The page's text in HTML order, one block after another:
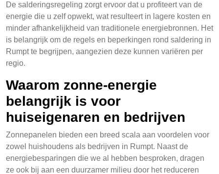
De salderingsregeling zorgt ervoor dat u profiteert van de
energie die u zelf opwekt, wat resulteert in lagere kosten en
minder afhankelijkheid van traditionele energiebronnen. Het
is belangrijk om de regels en beperkingen rond saldering in
Rumpt te begrijpen, aangezien deze kunnen variëren per
regio.
Waarom zonne-energie
belangrijk is voor
huiseigenaren en bedrijven
Zonnepanelen bieden een breed scala aan voordelen voor
zowel huishoudens als bedrijven in Rumpt. Naast de
energiebesparingen die we al hebben besproken, dragen
ze ook bij aan een duurzamer milieu door het reduceren